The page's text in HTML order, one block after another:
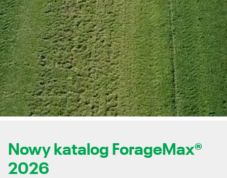
Nowy katalog ForageMax®
2026